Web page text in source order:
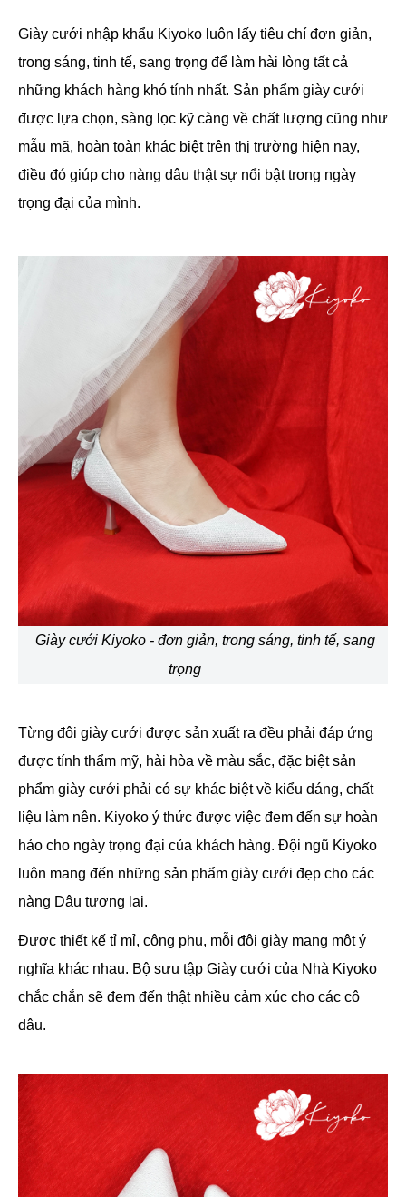
Giày cưới nhập khẩu Kiyoko luôn lấy tiêu chí đơn giản,
trong sáng, tinh tế, sang trọng để làm hài lòng tất cả
những khách hàng khó tính nhất. Sản phẩm giày cưới
được lựa chọn, sàng lọc kỹ càng về chất lượng cũng như
mẫu mã, hoàn toàn khác biệt trên thị trường hiện nay,
điều đó giúp cho nàng dâu thật sự nổi bật trong ngày
trọng đại của mình.
Giày cưới Kiyoko - đơn giản, trong sáng, tinh tế, sang
trọng
Từng đôi giày cưới được sản xuất ra đều phải đáp ứng
được tính thẩm mỹ, hài hòa về màu sắc, đặc biệt sản
phẩm giày cưới phải có sự khác biệt về kiểu dáng, chất
liệu làm nên. Kiyoko ý thức được việc đem đến sự hoàn
hảo cho ngày trọng đại của khách hàng. Đội ngũ Kiyoko
luôn mang đến những sản phẩm giày cưới đẹp cho các
nàng Dâu tương lai.
Được thiết kế tỉ mỉ, công phu, mỗi đôi giày mang một ý
nghĩa khác nhau. Bộ sưu tập Giày cưới của Nhà Kiyoko
chắc chắn sẽ đem đến thật nhiều cảm xúc cho các cô
dâu.